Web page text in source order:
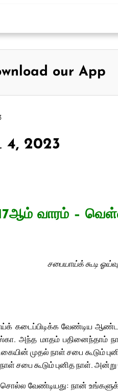
our App
4, 2023
வாரம் –
சபையாய்க் கூடி
கடைப்பிடிக்க வேண்டிய
அந்த மாதம் பதினைந்தாம்
முதல் நாள் சபை கூடும்
சபை கூடும் புனித நாள்.
வேண்டியது: நான்